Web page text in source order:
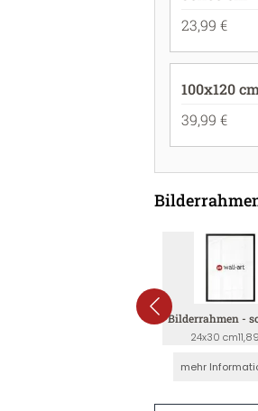
23,99 €
100x120
39,99 €
Bilderrahmen -
24x30 cm
mehr